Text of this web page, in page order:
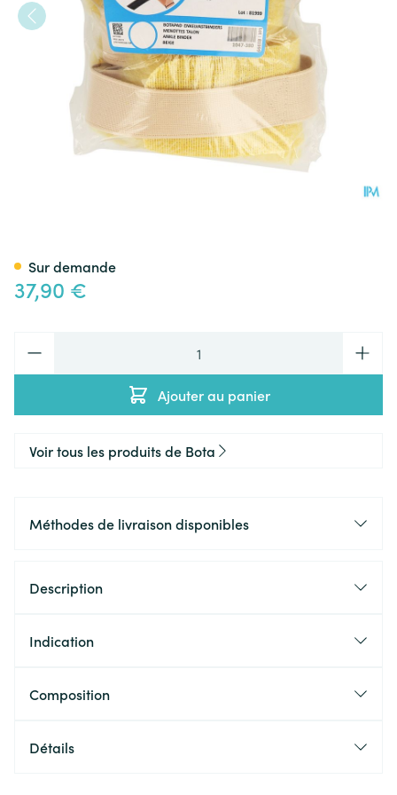
37,90 €
Ajouter au panier
Sur demande
Voir tous les produits de Bota
Méthodes de livraison disponibles
Description
Indication
Composition
Détails